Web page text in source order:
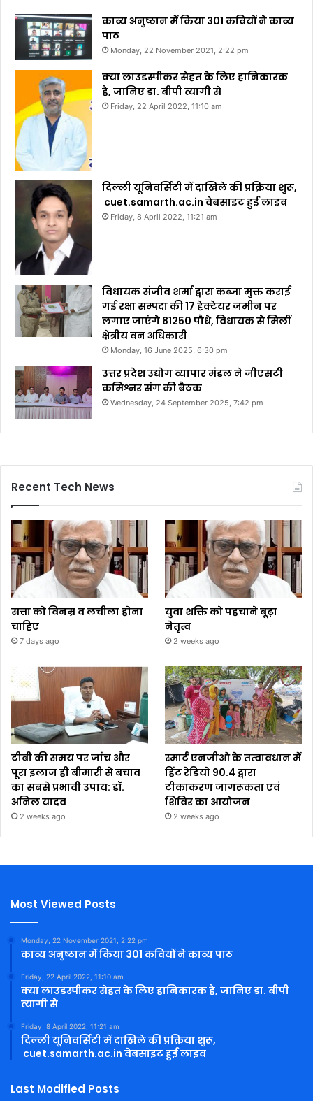
काव्य अनुष्ठान में किया 301 कवियों ने काव्य
पाठ
Monday, 22 November 2021, 2:22 pm
क्या लाउडस्पीकर सेहत के लिए हानिकारक
है, जानिए डा. बीपी त्यागी से
Friday, 22 April 2022, 11:10 am
दिल्ली यूनिवर्सिटी में दाखिले की प्रक्रिया शुरू,
cuet.samarth.ac.in वेबसाइट हुई लाइव
Friday, 8 April 2022, 11:21 am
विधायक संजीव शर्मा द्वारा कब्जा मुक्त कराई
गई रक्षा सम्पदा की 17 हेक्टेयर जमीन पर
लगाए जाएंगे 81250 पौधे, विधायक से मिलीं
क्षेत्रीय वन अधिकारी
Monday, 16 June 2025, 6:30 pm
उत्तर प्रदेश उद्योग व्यापार मंडल ने जीएसटी
कमिश्नर संग की बैठक
Wednesday, 24 September 2025, 7:42 pm
Recent Tech News
सत्ता को विनम्र व लचीला होना
चाहिए
7 days ago
युवा शक्ति को पहचाने बूढ़ा
नेतृत्व
2 weeks ago
टीबी की समय पर जांच और
पूरा इलाज ही बीमारी से बचाव
का सबसे प्रभावी उपाय: डॉ.
अनिल यादव
2 weeks ago
स्मार्ट एनजीओ के तत्वावधान में
हिंट रेडियो 90.4 द्वारा
टीकाकरण जागरूकता एवं
शिविर का आयोजन
2 weeks ago
Most Viewed Posts
Monday, 22 November 2021, 2:22 pm
काव्य अनुष्ठान में किया 301 कवियों ने काव्य पाठ
Friday, 22 April 2022, 11:10 am
क्या लाउडस्पीकर सेहत के लिए हानिकारक है, जानिए डा. बीपी
त्यागी से
Friday, 8 April 2022, 11:21 am
दिल्ली यूनिवर्सिटी में दाखिले की प्रक्रिया शुरू,
cuet.samarth.ac.in वेबसाइट हुई लाइव
Last Modified Posts